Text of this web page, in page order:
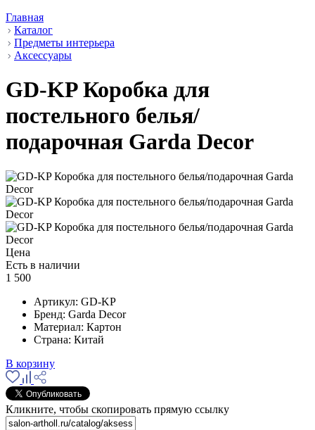
Главная
Каталог
Предметы интерьера
Аксессуары
GD-KP Коробка для
постельного белья/
подарочная Garda Decor
Цена
Есть в наличии
1 500
Артикул: GD-KP
Бренд: Garda Decor
Материал: Картон
Страна: Китай
В корзину
Кликните, чтобы скопировать прямую ссылку